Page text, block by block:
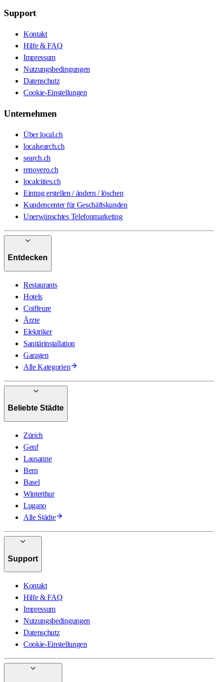
Support
Kontakt
Hilfe & FAQ
Impressum
Nutzungsbedingungen
Datenschutz
Cookie-Einstellungen
Unternehmen
Über local.ch
localsearch.ch
search.ch
renovero.ch
localcities.ch
Eintrag erstellen / ändern / löschen
Kundencenter für Geschäftskunden
Unerwünschtes Telefonmarketing
Entdecken
Restaurants
Hotels
Coiffeure
Ärzte
Elektriker
Sanitärinstallation
Garagen
Alle Kategorien
Beliebte Städte
Zürich
Genf
Lausanne
Bern
Basel
Winterthur
Lugano
Alle Städte
Support
Kontakt
Hilfe & FAQ
Impressum
Nutzungsbedingungen
Datenschutz
Cookie-Einstellungen